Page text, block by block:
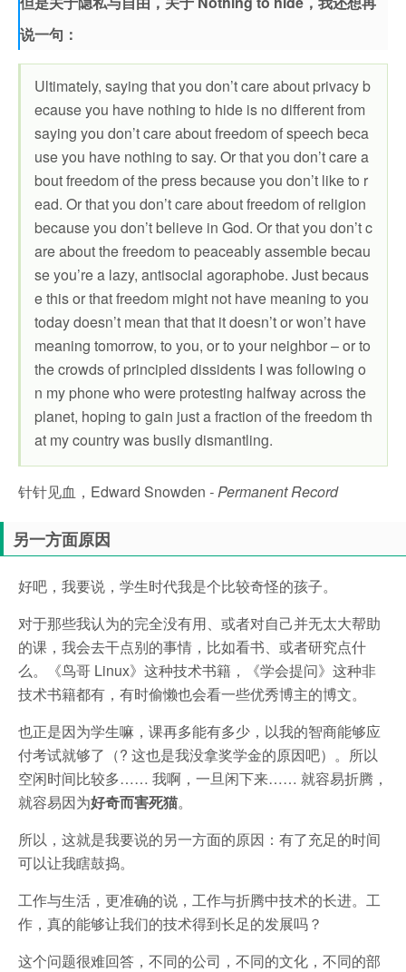
说一句：
Ultimately, saying that you don’t care about privacy b
ecause you have nothing to hide is no different from
saying you don’t care about freedom of speech beca
use you have nothing to say. Or that you don’t care a
bout freedom of the press because you don’t like to r
ead. Or that you don’t care about freedom of religion
because you don’t believe in God. Or that you don’t c
are about the freedom to peaceably assemble becau
se you’re a lazy, antisocial agoraphobe. Just becaus
e this or that freedom might not have meaning to you
today doesn’t mean that that it doesn’t or won’t have
meaning tomorrow, to you, or to your neighbor – or to
the crowds of principled dissidents I was following o
n my phone who were protesting halfway across the
planet, hoping to gain just a fraction of the freedom th
at my country was busily dismantling.
针针见血，Edward Snowden - Permanent Record
另一方面原因
好吧，我要说，学生时代我是个比较奇怪的孩子。
对于那些我认为的完全没有用、或者对自己并无太大帮助
的课，我会去干点别的事情，比如看书、或者研究点什
么。《鸟哥 Linux》这种技术书籍，《学会提问》这种非
技术书籍都有，有时偷懒也会看一些优秀博主的博文。
也正是因为学生嘛，课再多能有多少，以我的智商能够应
付考试就够了（? 这也是我没拿奖学金的原因吧）。所以
空闲时间比较多…… 我啊，一旦闲下来…… 就容易折腾，
就容易因为好奇而害死猫。
所以，这就是我要说的另一方面的原因：有了充足的时间
可以让我瞎鼓捣。
工作与生活，更准确的说，工作与折腾中技术的长进。工
作，真的能够让我们的技术得到长足的发展吗？
这个问题很难回答，不同的公司，不同的文化，不同的部